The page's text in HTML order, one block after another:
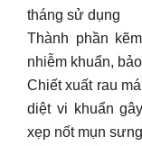
tháng sử dụng
Thành phần
nhiễm khuẩn,
Chiết xuất rau
diệt vi khuẩn
xẹp nốt mụn